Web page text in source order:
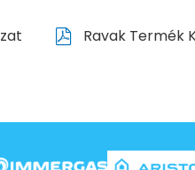
Ravak Termék